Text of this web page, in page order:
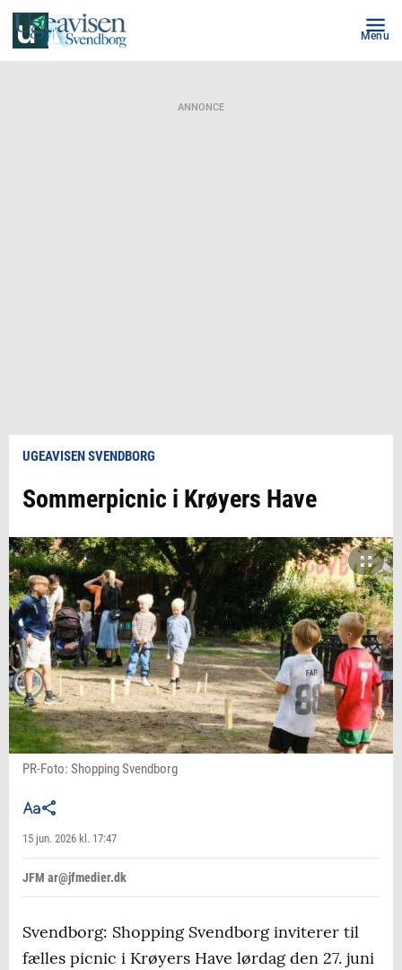
Menu
ANNONCE
UGEAVISEN SVENDBORG
Sommerpicnic i Krøyers Have
PR-Foto: Shopping Svendborg
15 jun. 2026 kl. 17:47
JFM ar@jfmedier.dk
Svendborg: Shopping Svendborg inviterer til
fælles picnic i Krøyers Have lørdag den 27. juni